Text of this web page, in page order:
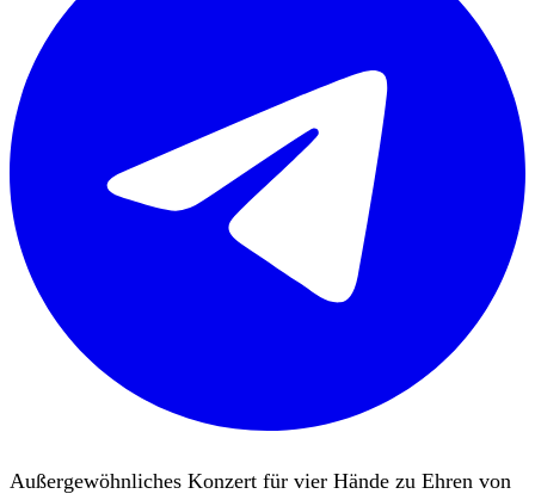
Außergewöhnliches Konzert für vier Hände zu Ehren von